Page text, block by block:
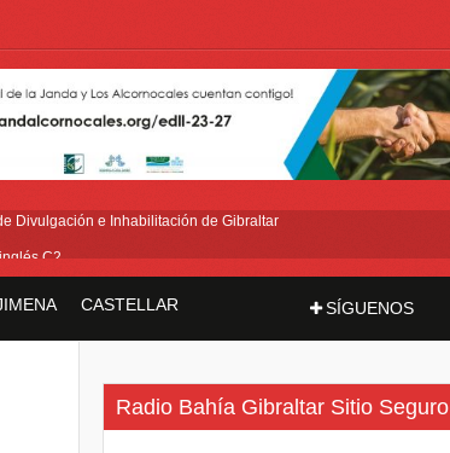
Divulgación e Inhabilitación de Gibraltar
C2
CASTELLAR SÍGUENOS
Radio Bahía Gibraltar Sitio Seguro